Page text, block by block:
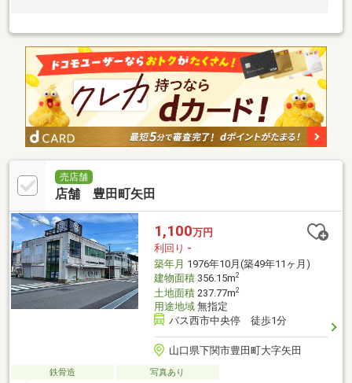
売店舗
店舗 豊田町矢田
1,100万円
利回り -
築年月 1976年10月(築49年11ヶ月)
建物面積356.15m2
土地面積237.77m2
用途地域無指定
バス西市中央停 徒歩1分
山口県下関市豊田町大字矢田
鉄骨造 写真あり